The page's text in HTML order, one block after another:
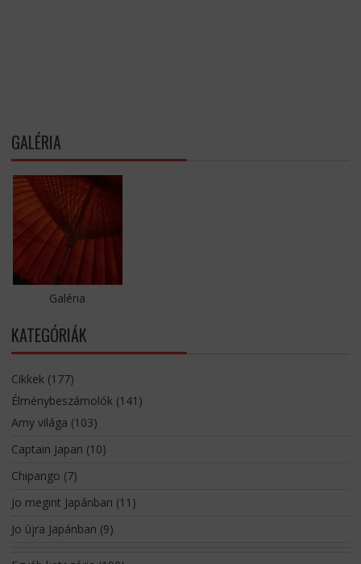
GALÉRIA
Galéria
KATEGÓRIÁK
Cikkek(177)
Élménybeszámolók(141)
Amy világa (103)
Captain Japan (10)
Chipango (7)
Jo megint Japánban (11)
Jo újra Japánban (9)